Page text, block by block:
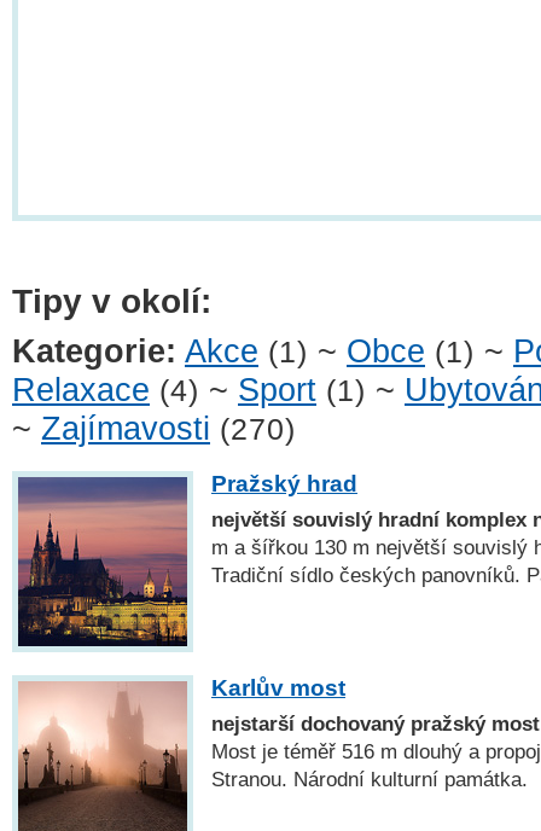
Tipy v okolí:
Kategorie: Akce (1) ~ Obce (1) ~
Relaxace (4) ~ Sport (1) ~
~ Zajímavosti (270)
Pražský hrad
největší souvislý hradní komplex
m a šířkou 130 m největší souvislý
Tradiční sídlo českých panovníků.
Karlův most
nejstarší dochovaný pražský
Most je téměř 516 m dlouhý a
Stranou. Národní kulturní památka.